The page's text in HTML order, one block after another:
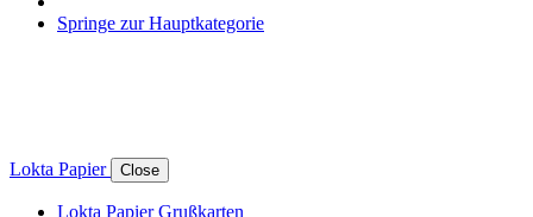
Springe zur Hauptkategorie
Lokta Papier Close
Lokta Papier Grußkarten